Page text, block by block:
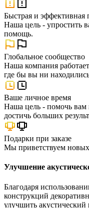
Быстрая и эффективная
Наша цель - упростить
помощь.
Глобальное сообщество
Наша компания
где бы вы ни
Ваше личное время
Наша цель - помочь вам
достичь больших
Подарки при заказе
Мы приветствуем
Улучшение
Благодаря
конструкций
улучшить